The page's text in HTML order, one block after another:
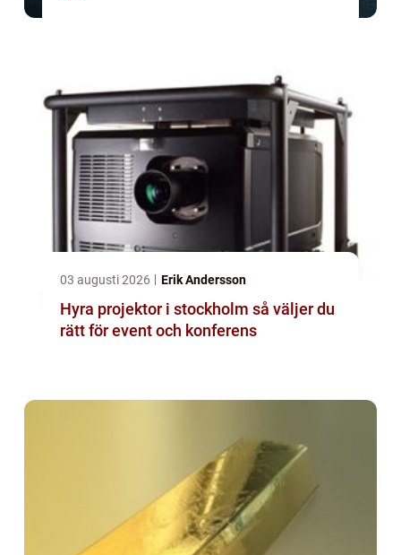
03 augusti 2026 Erik Andersson
Hyra projektor i stockholm så väljer du
rätt för event och konferens